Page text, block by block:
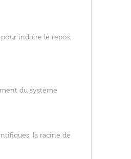
pour induire le repos,
du système
la racine de